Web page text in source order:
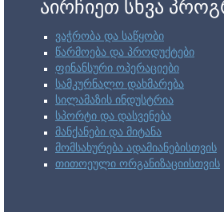
აირჩიეთ სხვა
ვაჭრობა და საწყობი
წარმოება და პროდუქტები
ფინანსური ოპერაციები
სამკურნალო დახმარება
სილამაზის ინდუსტრია
სპორტი და დასვენება
მანქანები და მიტანა
მომსახურება ადამიანებისთვის
თითოეული ორგანიზაციისთვის